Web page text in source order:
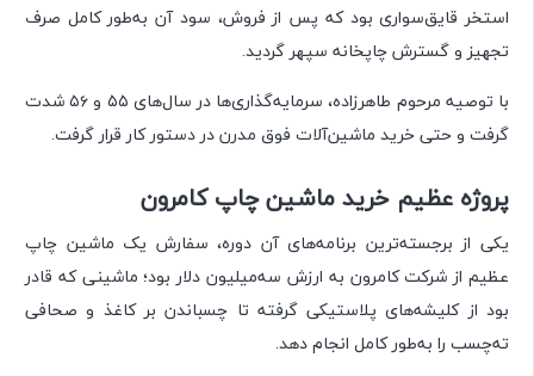
استخر قایق‌سواری بود که پس از فروش، سود آن به‌طور کامل صرف
تجهیز و گسترش چاپخانه سپهر گردید.
با توصیه مرحوم طاهرزاده، سرمایه‌گذاری‌ها در سال‌های ۵۵ و ۵۶ شدت
گرفت و حتی خرید ماشین‌آلات فوق مدرن در دستور کار قرار گرفت.
پروژه عظیم خرید ماشین چاپ کامرون
یکی از برجسته‌ترین برنامه‌های آن دوره، سفارش یک ماشین چاپ
عظیم از شرکت کامرون به ارزش سه‌میلیون دلار بود؛ ماشینی که قادر
بود از کلیشه‌های پلاستیکی گرفته تا چسباندن بر کاغذ و صحافی
ته‌چسب را به‌طور کامل انجام دهد.